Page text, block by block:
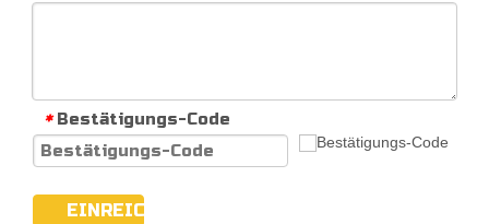
* Bestätigungs-Code
EINREICHEN